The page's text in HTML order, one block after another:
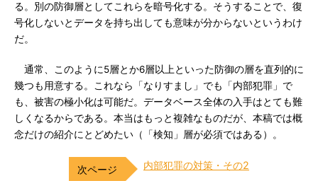
る。別の防御層としてこれらを暗号化する。そうすることで、復
号化しないとデータを持ち出しても意味が分からないというわけ
だ。
通常、このように5層とか6層以上といった防御の層を直列的に
幾つも用意する。これなら「なりすまし」でも「内部犯罪」で
も、被害の極小化は可能だ。データベース全体の入手はとても難
しくなるからである。本当はもっと複雑なものだが、本稿では概
念だけの紹介にとどめたい（「検知」層が必須ではある）。
内部犯罪の対策・その2